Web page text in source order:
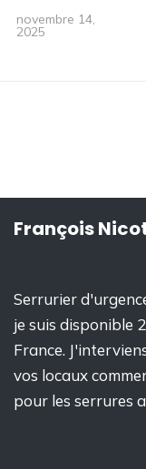
novembre 14,
2025
François
Serrurier
je suis disponible
France.
vos locaux
pour les serrures